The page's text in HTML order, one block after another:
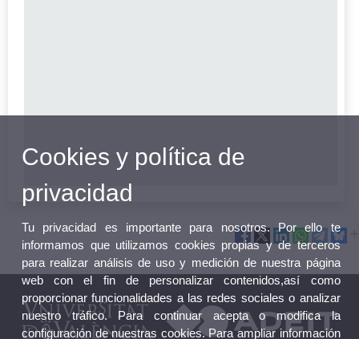
Cookies y política de
privacidad
Tu privacidad es importante para nosotros. Por ello te
informamos que utilizamos cookies propias y de terceros
para realizar análisis de uso y medición de nuestra página
web con el fin de personalizar contenidos,así como
proporcionar funcionalidades a las redes sociales o analizar
nuestro tráfico. Para continuar acepta o modifica la
configuración de nuestras cookies. Para ampliar información